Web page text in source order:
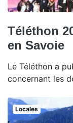
Téléthon
en Savoie
Le Téléthon a
concernant les
Locales